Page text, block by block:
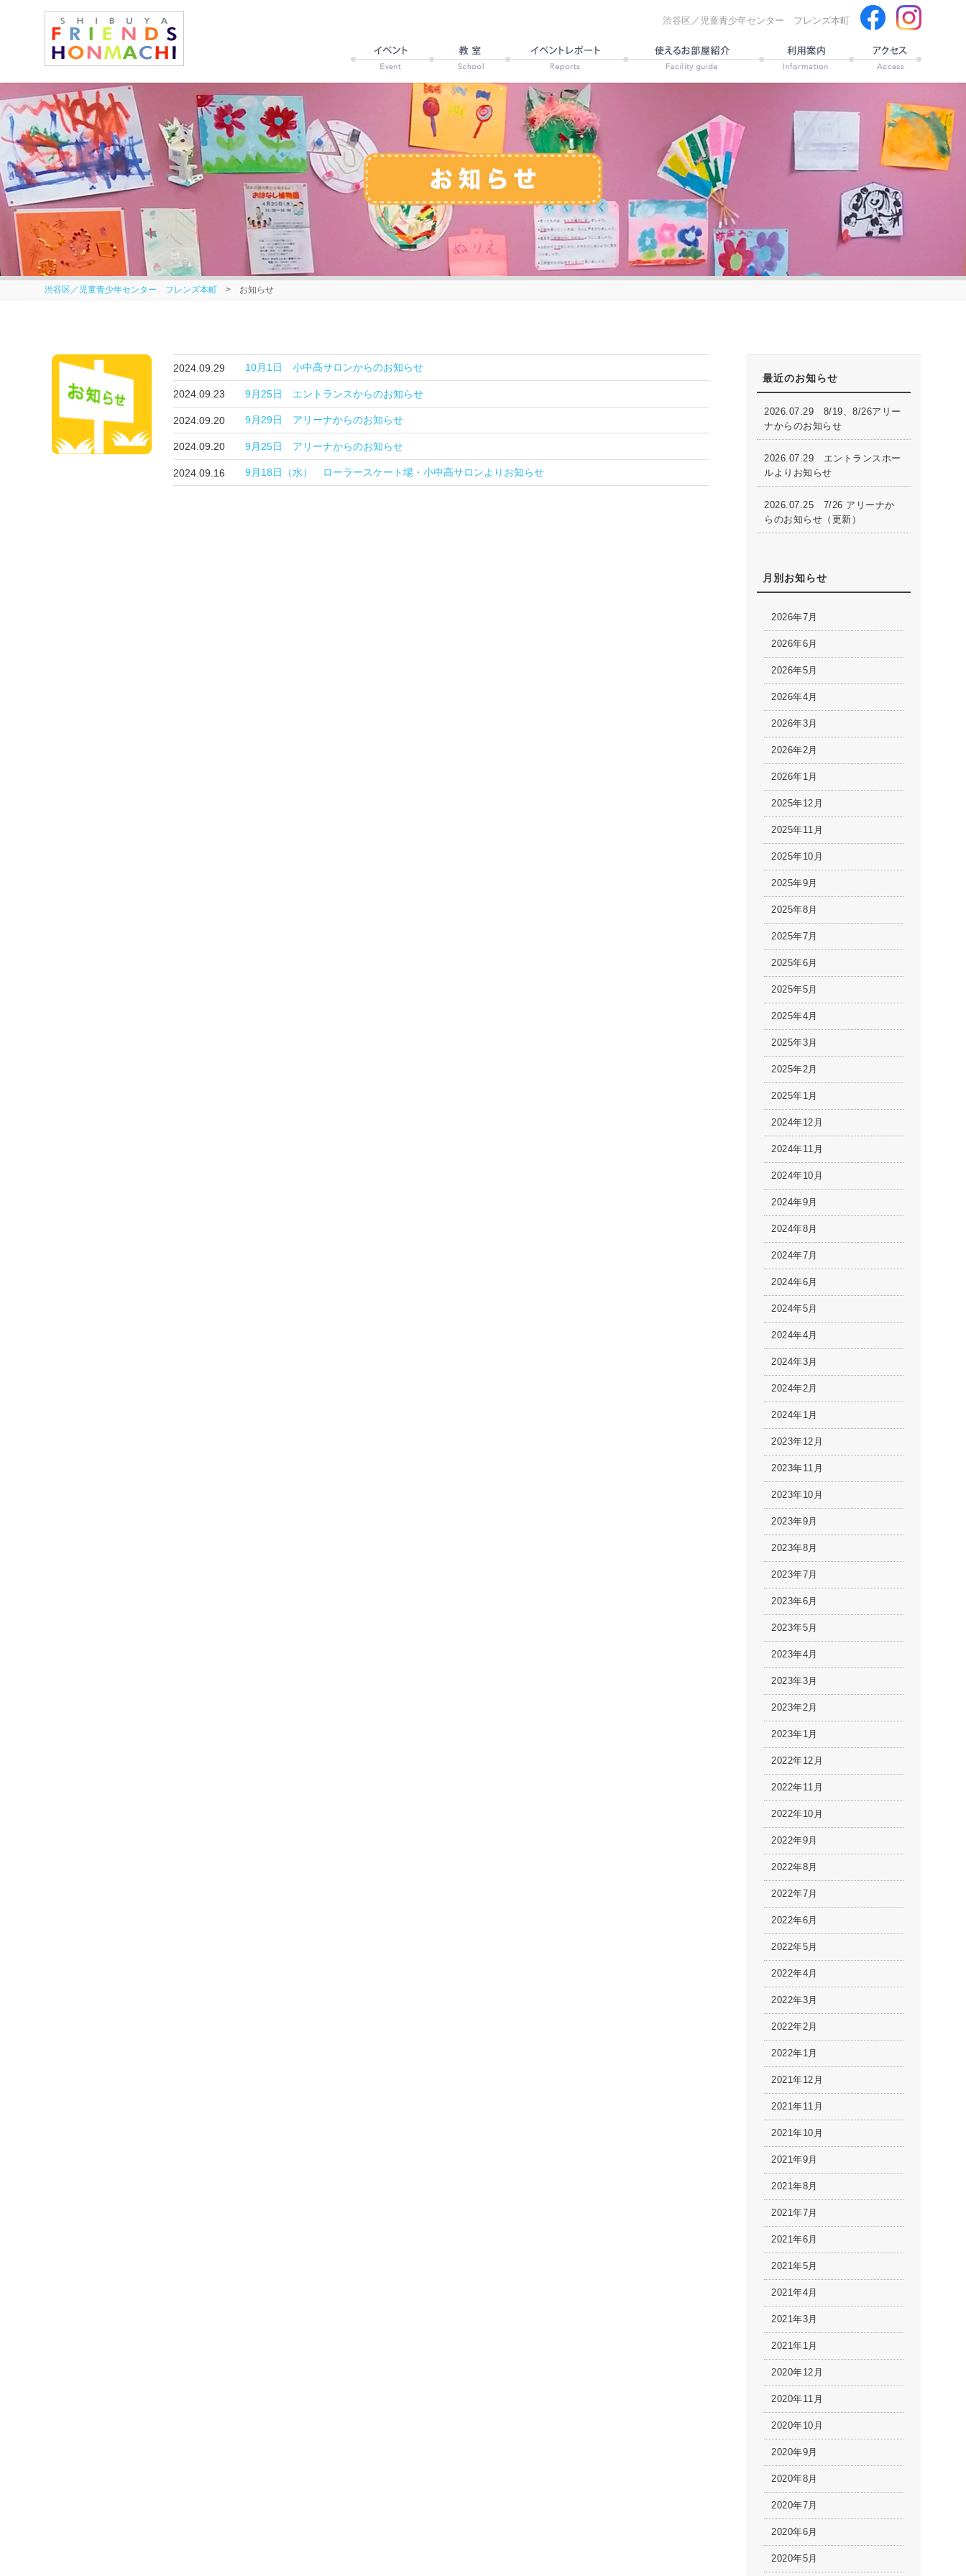
渋谷区／児童青少年センター フレンズ本町
渋谷区／児童青少年センター フレンズ本町 > お知らせ
2024.09.29 10月1日 小中高サロンからのお知らせ
2024.09.23 9月25日 エントランスからのお知らせ
2024.09.20 9月29日 アリーナからのお知らせ
2024.09.20 9月25日 アリーナからのお知らせ
2024.09.16 9月18日（水） ローラースケート場・小中高サロンよりお知らせ
最近のお知らせ
2026.07.29 8/19、8/26アリー
ナからのお知らせ
2026.07.29 エントランスホー
ルよりお知らせ
2026.07.25 7/26 アリーナか
らのお知らせ（更新）
月別お知らせ
2026年7月
2026年6月
2026年5月
2026年4月
2026年3月
2026年2月
2026年1月
2025年12月
2025年11月
2025年10月
2025年9月
2025年8月
2025年7月
2025年6月
2025年5月
2025年4月
2025年3月
2025年2月
2025年1月
2024年12月
2024年11月
2024年10月
2024年9月
2024年8月
2024年7月
2024年6月
2024年5月
2024年4月
2024年3月
2024年2月
2024年1月
2023年12月
2023年11月
2023年10月
2023年9月
2023年8月
2023年7月
2023年6月
2023年5月
2023年4月
2023年3月
2023年2月
2023年1月
2022年12月
2022年11月
2022年10月
2022年9月
2022年8月
2022年7月
2022年6月
2022年5月
2022年4月
2022年3月
2022年2月
2022年1月
2021年12月
2021年11月
2021年10月
2021年9月
2021年8月
2021年7月
2021年6月
2021年5月
2021年4月
2021年3月
2021年1月
2020年12月
2020年11月
2020年10月
2020年9月
2020年8月
2020年7月
2020年6月
2020年5月